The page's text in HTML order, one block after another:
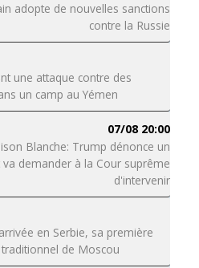
adopte de nouvelles sanctions
contre la Russie
une attaque contre des
un camp au Yémen
07/08 20:00
Blanche: Trump dénonce un
demander à la Cour suprême
d'intervenir
en Serbie, sa première
de Moscou